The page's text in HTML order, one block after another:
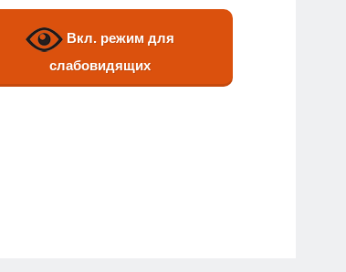
Вкл. режим для
слабовидящих